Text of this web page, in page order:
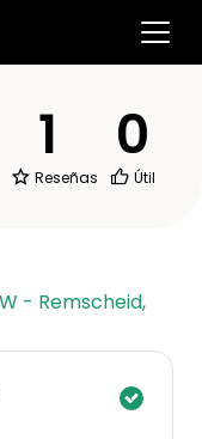
1
Reseñas
0
Útil
- Remscheid,